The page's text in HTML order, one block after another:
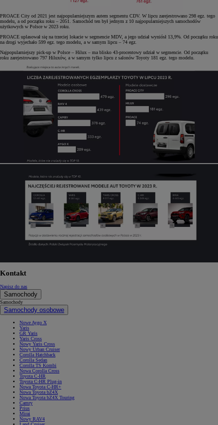
PROACE City od 2021 jest najpopularniejszym autem segmentu CDV. W lipcu zarejestrowano 298 egz. tego
modelu, a od początku roku – 2051. Samochód ten był jednym z 10 najpopularniejszych samochodów
użytkowych w Polsce w 2023 roku.
PROACE uplasował się na trzeciej lokacie w segmencie MDV, a jego udział wyniósł 13,9%. Od początku roku
na drogi wyjechało 599 egz. tego modelu, a w samym lipcu – 74 egz.
Najpopularniejszy pick-up w Polsce – Hilux – ma blisko 43-procentowy udział w segmencie. Od początku
roku zarejestrowano 797 Hiluxów, a w samym tylko lipcu z salonów Toyoty 181 egz. tego modelu.
Kontakt
Napisz do nas
Samochody
Samochody
Samochody osobowe
Nowe Aygo X
Yaris
GR Yaris
Yaris Cross
Nowy Yaris Cross
Nowy Urban Cruiser
Corolla Hatchback
Corolla Sedan
Corolla TS Kombi
Nowa Corolla Cross
Toyota C-HR
Toyota C-HR Plug-in
Nowa Toyota C-HR+
Nowa Toyota bZ4X
Nowa Toyota bZ4X Touring
Camry
Prius
Mirai
Nowy RAV4